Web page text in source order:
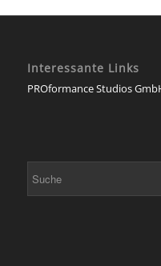
Interessante Links
PROformance Studios